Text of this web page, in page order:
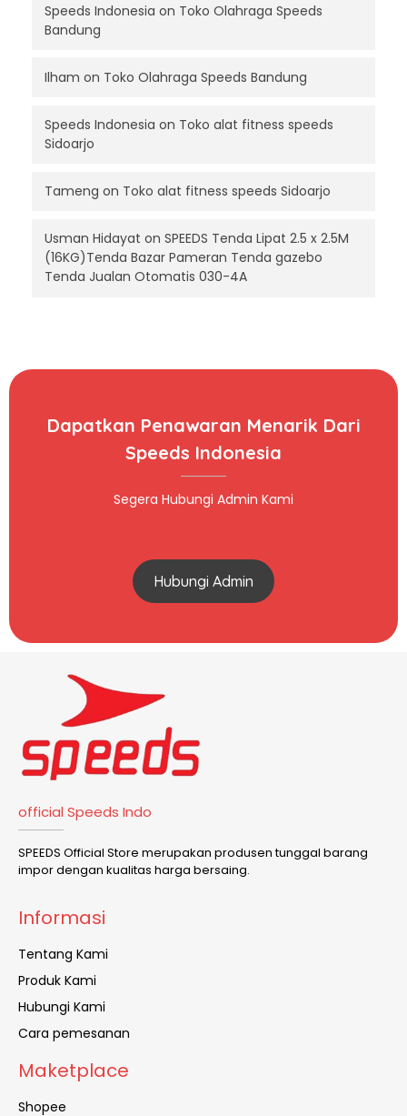
Speeds Indonesia on Toko Olahraga Speeds
Bandung
Ilham on Toko Olahraga Speeds Bandung
Speeds Indonesia on Toko alat fitness speeds
Sidoarjo
Tameng on Toko alat fitness speeds Sidoarjo
Usman Hidayat on SPEEDS Tenda Lipat 2.5 x 2.5M
(16KG)Tenda Bazar Pameran Tenda gazebo
Tenda Jualan Otomatis 030-4A
Dapatkan Penawaran Menarik Dari
Speeds Indonesia
Segera Hubungi Admin Kami
Hubungi Admin
official Speeds Indo
SPEEDS Official Store merupakan produsen tunggal barang
impor dengan kualitas harga bersaing.
Informasi
Tentang Kami
Produk Kami
Hubungi Kami
Cara pemesanan
Maketplace
Shopee